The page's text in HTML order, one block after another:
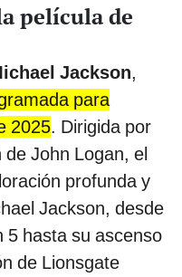
película de
Jackson,
para
2025. Dirigida por
John Logan, el
profunda y
Jackson, desde
5 hasta su ascenso
de Lionsgate